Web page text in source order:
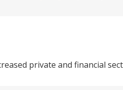
private and financial